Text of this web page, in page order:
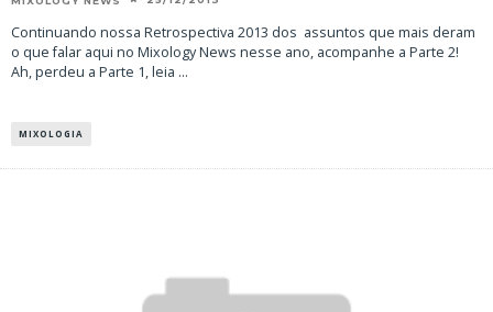
Continuando nossa Retrospectiva 2013 dos assuntos que mais deram
o que falar aqui no Mixology News nesse ano, acompanhe a Parte 2!
Ah, perdeu a Parte 1, leia ...
MIXOLOGIA